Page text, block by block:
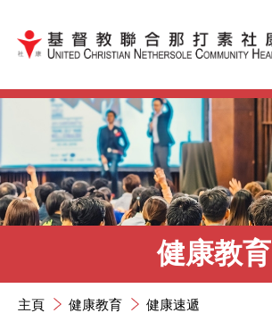
跳到內容（按輸入鍵）
健康教育
主頁 健康教育 健康速遞